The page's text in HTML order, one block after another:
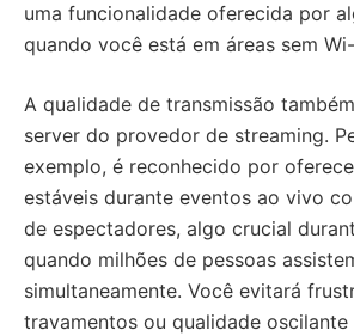
uma funcionalidade oferecida por
quando você está em áreas sem
A qualidade de transmissão
server do provedor de streaming.
exemplo, é reconhecido por
estáveis durante eventos ao vivo
de espectadores, algo crucial
quando milhões de pessoas
simultaneamente. Você evitará
travamentos ou qualidade oscilante